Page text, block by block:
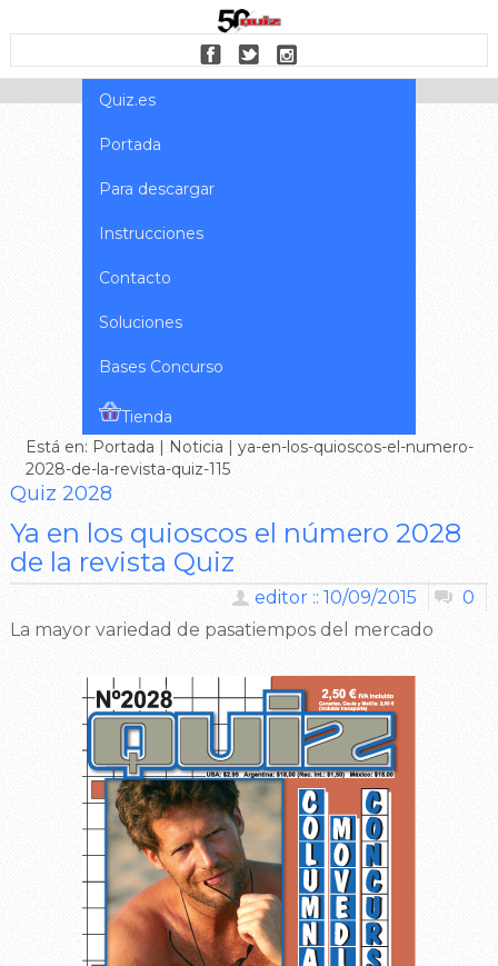
Quiz.es
Portada
Para descargar
Instrucciones
Contacto
Soluciones
Bases Concurso
Tienda
Está en: Portada | Noticia | ya-en-los-quioscos-el-numero-
2028-de-la-revista-quiz-115
Quiz 2028
Ya en los quioscos el número 2028
de la revista Quiz
0
editor :: 10/09/2015
La mayor variedad de pasatiempos del mercado